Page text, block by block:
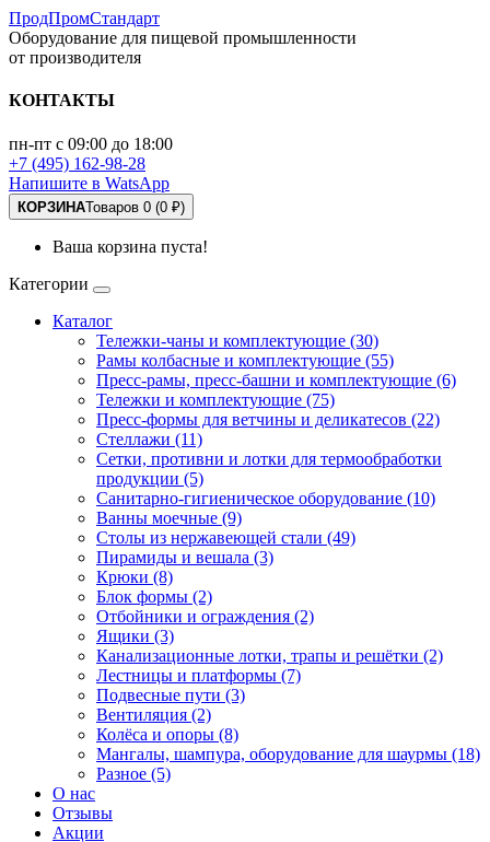
ПродПромСтандарт
Оборудование для пищевой промышленности
от производителя
КОНТАКТЫ
пн-пт с 09:00 до 18:00
+7 (495) 162-98-28
Напишите в WatsApp
КОРЗИНАТоваров 0 (0 ₽)
Ваша корзина пуста!
Категории
Каталог
Тележки-чаны и комплектующие (30)
Рамы колбасные и комплектующие (55)
Пресс-рамы, пресс-башни и комплектующие (6)
Тележки и комплектующие (75)
Пресс-формы для ветчины и деликатесов (22)
Стеллажи (11)
Сетки, противни и лотки для термообработки
продукции (5)
Санитарно-гигиеническое оборудование (10)
Ванны моечные (9)
Столы из нержавеющей стали (49)
Пирамиды и вешала (3)
Крюки (8)
Блок формы (2)
Отбойники и ограждения (2)
Ящики (3)
Канализационные лотки, трапы и решётки (2)
Лестницы и платформы (7)
Подвесные пути (3)
Вентиляция (2)
Колёса и опоры (8)
Мангалы, шампура, оборудование для шаурмы (18)
Разное (5)
О нас
Отзывы
Акции